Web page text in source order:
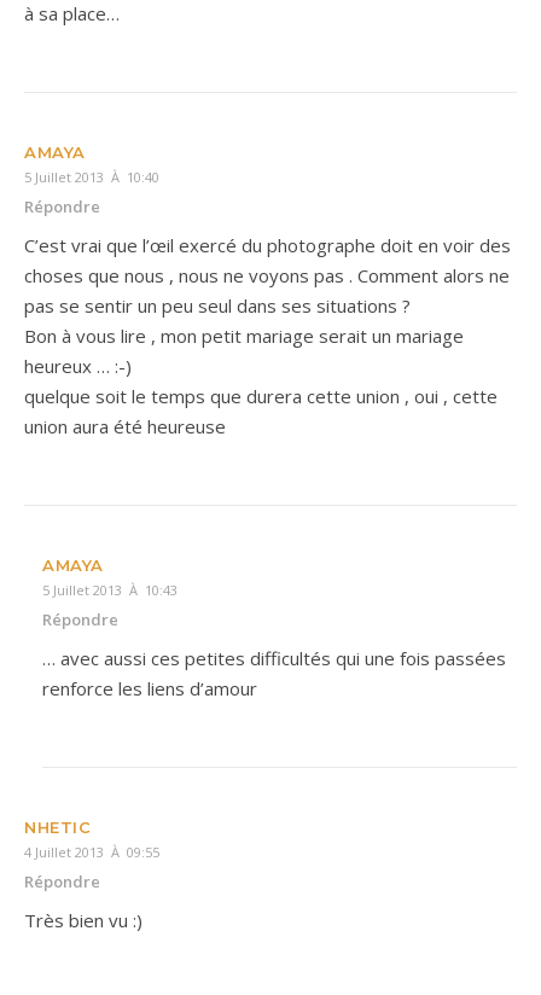
à sa place…
AMAYA
5 Juillet 2013 À 10:40
Répondre
C’est vrai que l’œil exercé du photographe doit en voir des
choses que nous , nous ne voyons pas . Comment alors ne
pas se sentir un peu seul dans ses situations ?
Bon à vous lire , mon petit mariage serait un mariage
heureux … :-)
quelque soit le temps que durera cette union , oui , cette
union aura été heureuse
AMAYA
5 Juillet 2013 À 10:43
Répondre
… avec aussi ces petites difficultés qui une fois passées
renforce les liens d’amour
NHETIC
4 Juillet 2013 À 09:55
Répondre
Très bien vu :)